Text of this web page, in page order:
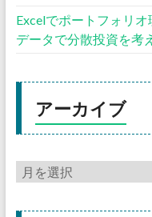
Excelでポートフォリ
データで分散投資を考
アーカイブ